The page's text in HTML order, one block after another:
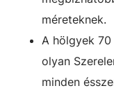
méreteknek.
A hölgyek
olyan
minden